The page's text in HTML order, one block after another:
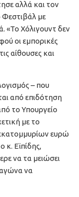
αλλά και τον
Φεστιβάλ με
«Το Χόλιγουντ δεν
οι εμπορικές
αίθουσες και
– που
από επιδότηση
το Υπουργείο
με το
ευρώ
κ. Εϊπίδης,
να τα μειώσει
αγώνα να